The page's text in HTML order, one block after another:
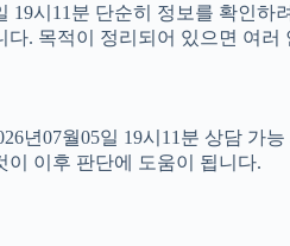
시11분 단순히 정보를 확인
. 목적이 정리되어 있으면 여
07월05일 19시11분 상담 가
이후 판단에 도움이 됩니다.